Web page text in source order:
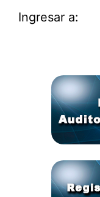
Ingresar a: